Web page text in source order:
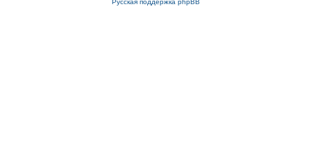
Русская поддержка phpBB